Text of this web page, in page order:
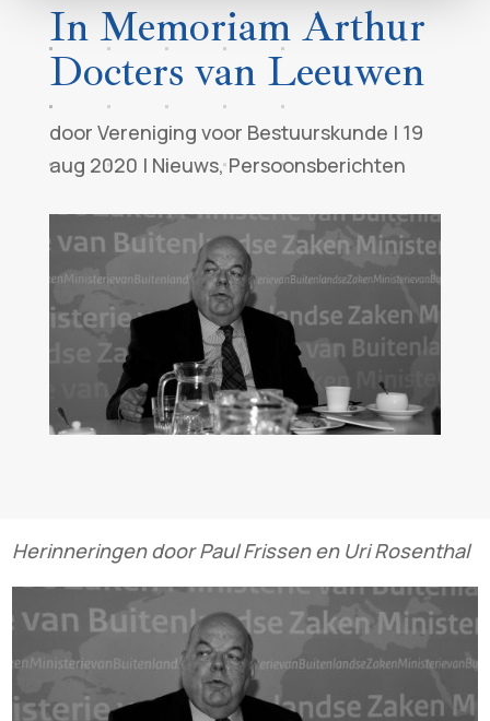
In Memoriam Arthur
Docters van Leeuwen
door Vereniging voor Bestuurskunde | 19
aug 2020 | Nieuws,Persoonsberichten
Herinneringen door Paul Frissen en Uri Rosenthal